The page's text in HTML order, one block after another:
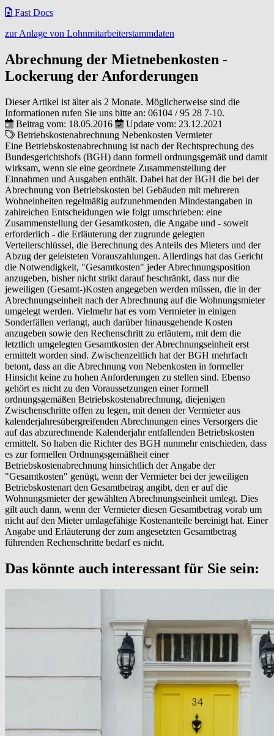
Fast Docs
zur Anlage von Lohnmitarbeiterstammdaten
Abrechnung der Mietnebenkosten -
Lockerung der Anforderungen
Dieser Artikel ist älter als 2 Monate. Möglicherweise sind die
Informationen rufen Sie uns bitte an: 06104 / 95 28 7-10.
Beitrag vom: 18.05.2016
Update vom: 23.12.2021
Betriebskostenabrechnung Nebenkosten Vermieter
Eine Betriebskostenabrechnung ist nach der Rechtsprechung des
Bundesgerichtshofs (BGH) dann formell ordnungsgemäß und damit
wirksam, wenn sie eine geordnete Zusammenstellung der
Einnahmen und Ausgaben enthält. Dabei hat der BGH die bei der
Abrechnung von Betriebskosten bei Gebäuden mit mehreren
Wohneinheiten regelmäßig aufzunehmenden Mindestangaben in
zahlreichen Entscheidungen wie folgt umschrieben: eine
Zusammenstellung der Gesamtkosten, die Angabe und - soweit
erforderlich - die Erläuterung der zugrunde gelegten
Verteilerschlüssel, die Berechnung des Anteils des Mieters und der
Abzug der geleisteten Vorauszahlungen. Allerdings hat das Gericht
die Notwendigkeit, "Gesamtkosten" jeder Abrechnungsposition
anzugeben, bisher nicht strikt darauf beschränkt, dass nur die
jeweiligen (Gesamt-)Kosten angegeben werden müssen, die in der
Abrechnungseinheit nach der Abrechnung auf die Wohnungsmieter
umgelegt werden. Vielmehr hat es vom Vermieter in einigen
Sonderfällen verlangt, auch darüber hinausgehende Kosten
anzugeben sowie den Rechenschritt zu erläutern, mit dem die
letztlich umgelegten Gesamtkosten der Abrechnungseinheit erst
ermittelt worden sind. Zwischenzeitlich hat der BGH mehrfach
betont, dass an die Abrechnung von Nebenkosten in formeller
Hinsicht keine zu hohen Anforderungen zu stellen sind. Ebenso
gehört es nicht zu den Voraussetzungen einer formell
ordnungsgemäßen Betriebskostenabrechnung, diejenigen
Zwischenschritte offen zu legen, mit denen der Vermieter aus
kalenderjahresübergreifenden Abrechnungen eines Versorgers die
auf das abzurechnende Kalenderjahr entfallenden Betriebskosten
ermittelt. So haben die Richter des BGH nunmehr entschieden, dass
es zur formellen Ordnungsgemäßheit einer
Betriebskostenabrechnung hinsichtlich der Angabe der
"Gesamtkosten" genügt, wenn der Vermieter bei der jeweiligen
Betriebskostenart den Gesamtbetrag angibt, den er auf die
Wohnungsmieter der gewählten Abrechnungseinheit umlegt. Dies
gilt auch dann, wenn der Vermieter diesen Gesamtbetrag vorab um
nicht auf den Mieter umlagefähige Kostenanteile bereinigt hat. Einer
Angabe und Erläuterung der zum angesetzten Gesamtbetrag
führenden Rechenschritte bedarf es nicht.
Das könnte auch interessant für Sie sein: